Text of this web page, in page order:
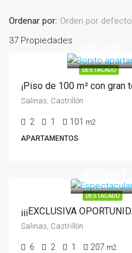
37 Propiedades
Ordenar por: Orden por defecto
DESTACADO
Salinas, Castrillón
2 1 101 m2
APARTAMENTOS
DESTACADO
Salinas, Castrillón
6 2 1 207 m2